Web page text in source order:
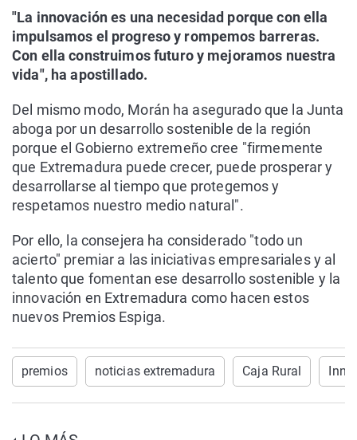
"La innovación es una necesidad porque con ella
impulsamos el progreso y rompemos barreras.
Con ella construimos futuro y mejoramos nuestra
vida", ha apostillado.
Del mismo modo, Morán ha asegurado que la Junta
aboga por un desarrollo sostenible de la región
porque el Gobierno extremeño cree "firmemente
que Extremadura puede crecer, puede prosperar y
desarrollarse al tiempo que protegemos y
respetamos nuestro medio natural".
Por ello, la consejera ha considerado "todo un
acierto" premiar a las iniciativas empresariales y al
talento que fomentan ese desarrollo sostenible y la
innovación en Extremadura como hacen estos
nuevos Premios Espiga.
premios noticias extremadura Caja Rural